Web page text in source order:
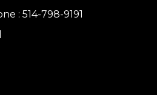
: 514-798-9191